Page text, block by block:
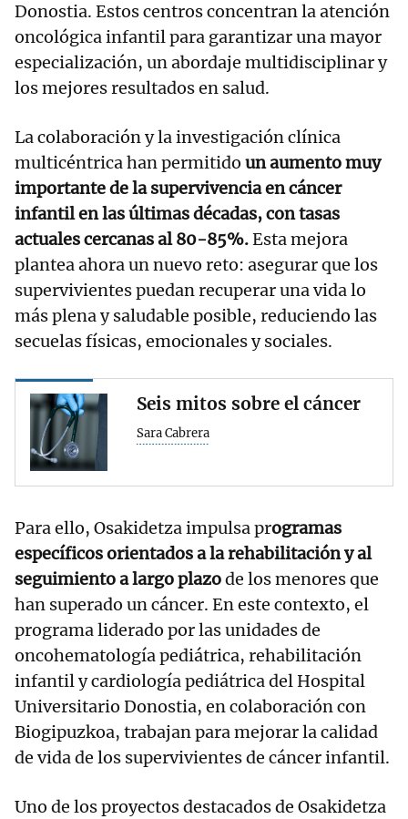
Donostia. Estos centros concentran la atención
oncológica infantil para garantizar una mayor
especialización, un abordaje multidisciplinar y
los mejores resultados en salud.
La colaboración y la investigación clínica
multicéntrica han permitido un aumento muy
importante de la supervivencia en cáncer
infantil en las últimas décadas, con tasas
actuales cercanas al 80-85%.Esta mejora
plantea ahora un nuevo reto: asegurar que los
supervivientes puedan recuperar una vida lo
más plena y saludable posible, reduciendo las
secuelas físicas, emocionales y sociales.
Seis mitos sobre el cáncer
Sara Cabrera
Para ello, Osakidetza impulsa programas
específicos orientados a la rehabilitación y al
seguimiento a largo plazode los menores que
han superado un cáncer. En este contexto, el
programa liderado por las unidades de
oncohematología pediátrica, rehabilitación
infantil y cardiología pediátrica del Hospital
Universitario Donostia, en colaboración con
Biogipuzkoa, trabajan para mejorar la calidad
de vida de los supervivientes de cáncer infantil.
Uno de los proyectos destacados de Osakidetza